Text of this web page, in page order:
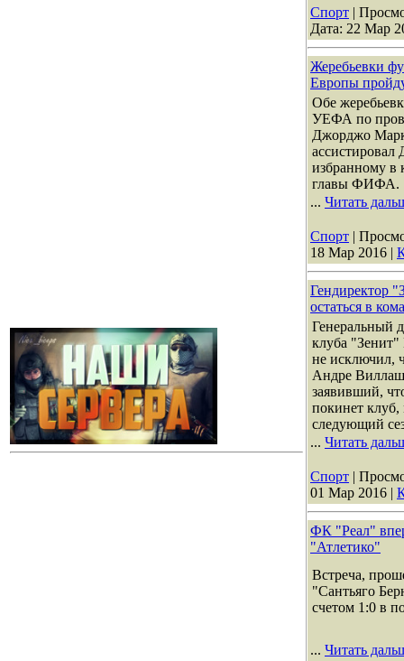
Спорт |
Дата: 22 Мар
Жеребьевки
Европы
Обе
УЕФА по
Джорджо
избранному в
главы ФИФА.
... Читать
Спорт |
18 Мар 2016 |
Гендиректор
остаться в
Генеральный
клуба
не исключил,
Андре
заявивший,
покинет клуб,
следующий
... Читать
Спорт |
01 Мар 2016 |
ФК "Реал"
"Атлетико"
Встреча,
"Сантьяго
счетом 1:0 в
... Читать